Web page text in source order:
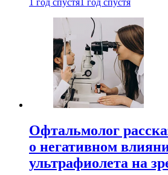
Офтальмолог
о негативном
ультрафиолета на